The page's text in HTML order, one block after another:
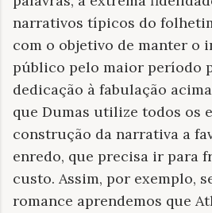
narrativos típicos do
com o objetivo de manter o
público pelo maior período
dedicação à fabulação
que Dumas utilize todos os
construção da narrativa a
enredo, que precisa ir para
custo. Assim, por exemplo,
romance aprendemos que